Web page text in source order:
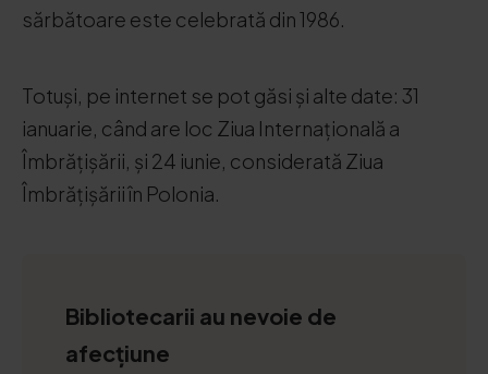
sărbătoare este celebrată din 1986.
Totuși, pe internet se pot găsi și alte date: 31
ianuarie, când are loc Ziua Internațională a
Îmbrățișării, și 24 iunie, considerată Ziua
Îmbrățișării în Polonia.
Bibliotecarii au nevoie de
afecțiune